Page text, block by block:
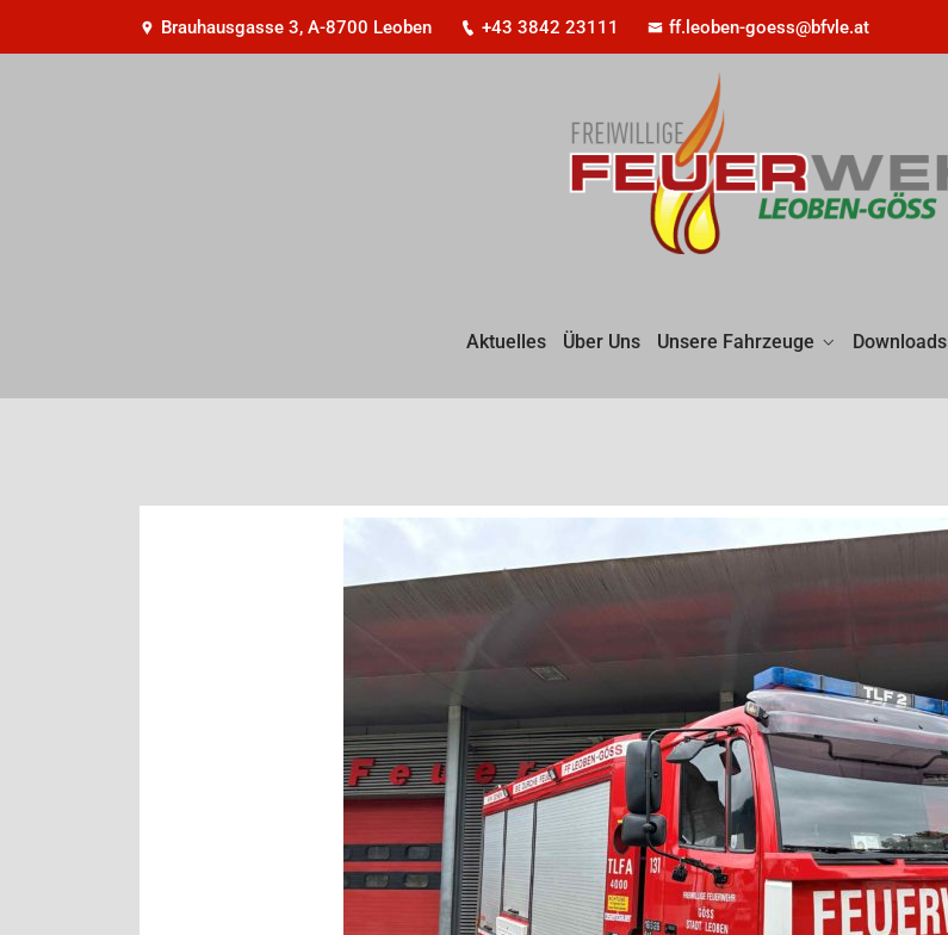
Brauhausgasse 3, A-8700 Leoben +43 3842 23111 ff.leoben-goess@bfvle.at
Aktuelles Über Uns Unsere Fahrzeuge Downloads